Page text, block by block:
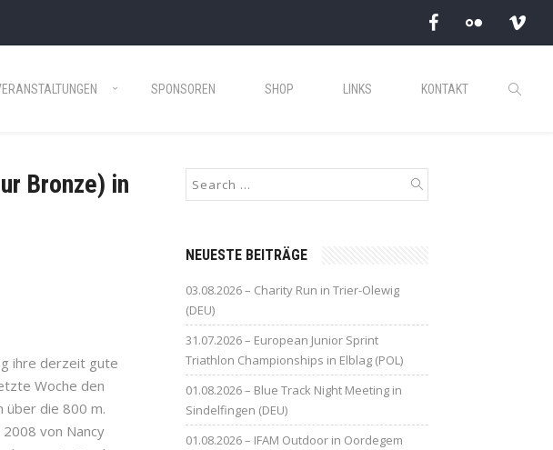
SPONSOREN SHOP LINKS KONTAKT
Bronze) in
ihre derzeit gute
Woche den
über die 800 m.
von Nancy
NEUESTE BEITRÄGE
03.08.2026 – Charity Run in Trier-Olewig
(DEU)
31.07.2026 – European Junior Sprint
Triathlon Championships in Elblag (POL)
01.08.2026 – Blue Track Night Meeting in
Sindelfingen (DEU)
01.08.2026 – IFAM Outdoor in Oordegem